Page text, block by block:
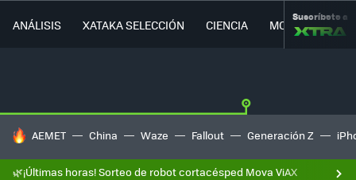
ANÁLISIS XATAKA SELECCIÓN CIENCIA MOVILIDAD
Suscríbete a
HOY SE HABLA DE
AEMET China Waze Fallout Generación Z
🌿¡Últimas horas! Sorteo de robot cortacésped Mova ViAX